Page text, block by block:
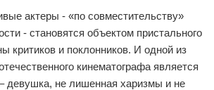
актеры - «по совместительству»
- становятся объектом пристального
критиков и поклонников. И одной из
кинематографа является
девушка, не лишенная харизмы и не